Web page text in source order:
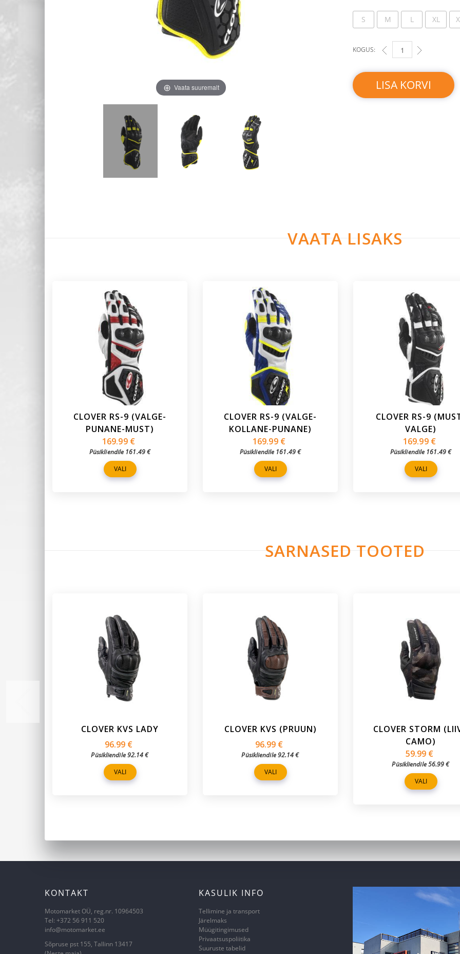
Vaata suuremalt
S M L XL
KOGUS: CLOVER RS-9 (MUST-
LISA KORVI
VAATA LISAKS
CLOVER RS-9 (VALGE-
PUNANE-MUST)
169.99 €
Püsikliendile 161.49€
VALI
CLOVER RS-9 (VALGE-
KOLLANE-PUNANE)
169.99 €
Püsikliendile 161.49€
VALI
CLOVER RS-9
VALGE)
169.99 €
Püsikliendile 161.49€
VALI
SARNASED TOOTED
CLOVER KVS LADY
96.99 €
Püsikliendile92.14€
VALI
CLOVER KVS (PRUUN)
96.99 €
Püsikliendile92.14€
VALI
CLOVER STORM
CAMO)
59.99 €
Püsikliendile56.99€
VALI
KONTAKT
Motomarket OÜ, reg.nr. 10964503
Tel: +372 56 911 520
info@motomarket.ee
Sõpruse pst 155, Tallinn 13417
KASULIK INFO
Tellimine ja transport
Järelmaks
Müügitingimused
Privaatsuspoliitika
Suuruste tabelid